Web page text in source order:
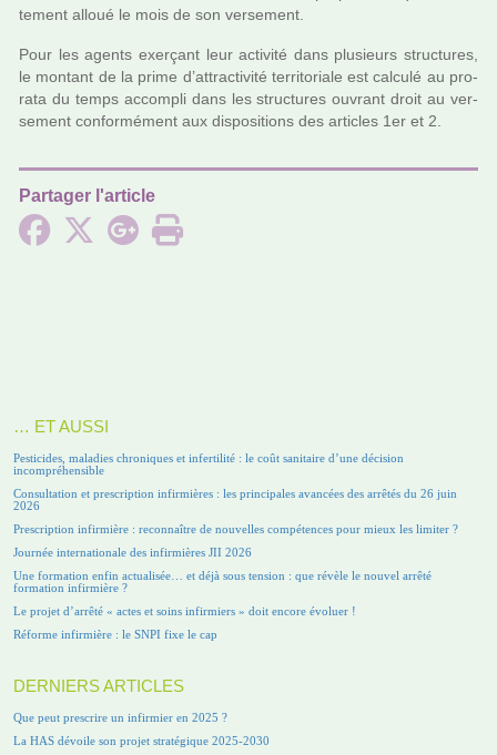
te­ment alloué le mois de son ver­se­ment.
Pour les agents exer­çant leur acti­vité dans plu­sieurs struc­tu­res,
le mon­tant de la prime d’attrac­ti­vité ter­ri­to­riale est cal­culé au pro­
rata du temps accom­pli dans les struc­tu­res ouvrant droit au ver­
se­ment confor­mé­ment aux dis­po­si­tions des arti­cles 1er et 2.
Partager l'article
… ET AUSSI
Pesticides, maladies chroniques et infertilité : le coût sanitaire d’une décision
incompréhensible
Consultation et prescription infirmières : les principales avancées des arrêtés du 26 juin
2026
Prescription infirmière : reconnaître de nouvelles compétences pour mieux les limiter ?
Journée internationale des infirmières JII 2026
Une formation enfin actualisée… et déjà sous tension : que révèle le nouvel arrêté
formation infirmière ?
Le projet d’arrêté « actes et soins infirmiers » doit encore évoluer !
Réforme infirmière : le SNPI fixe le cap
DERNIERS ARTICLES
Que peut prescrire un infirmier en 2025 ?
La HAS dévoile son projet stratégique 2025-2030